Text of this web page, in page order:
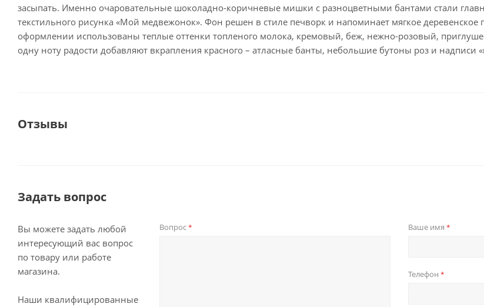
засыпать. Именно очаровательные шоколадно-коричневые мишки с разноцветными бантами стали
текстильного рисунка «Мой медвежонок». Фон решен в стиле печворк и напоминает мягкое деревенское
оформлении использованы теплые оттенки топленого молока, кремовый, беж, нежно-розовый,
одну ноту радости добавляют вкрапления красного – атласные банты, небольшие бутоны роз и надписи
Отзывы
Задать вопрос
Вы можете задать любой
интересующий вас вопрос
по товару или работе
магазина.
Наши квалифицированные
Вопрос* Ваше имя *
Телефон *